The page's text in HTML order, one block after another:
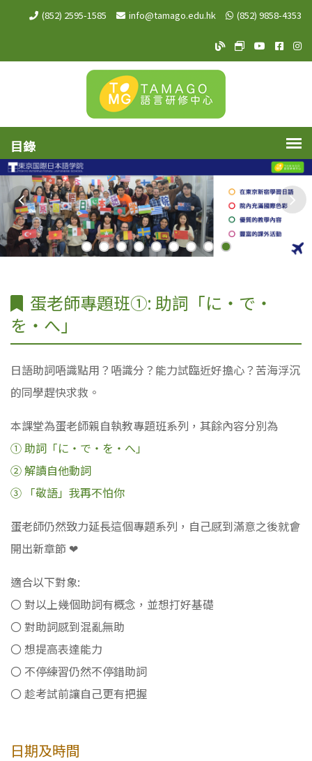
(852) 2595-1585 info@tamago.edu.hk (852) 9858-4353
TAMAGO Blog
TAMAGO MeWe
TAMAGO
蛋老師專題班①: 助詞「に・で・
を・へ」
日語助詞唔識點用？唔識分？能力試臨近好擔心？苦海浮沉
的同學趕快求救。
本課堂為蛋老師親自執教專題班系列，其餘內容分別為
① 助詞「に・で・を・へ」
② 解讀自他動詞
③ 「敬語」我再不怕你
蛋老師仍然致力延長這個專題系列，自己感到滿意之後就會
開出新章節 ❤
適合以下對象:
〇 對以上幾個助詞有概念，並想打好基礎
〇 對助詞感到混亂無助
〇 想提高表達能力
〇 不停練習仍然不停錯助詞
〇 趁考試前讓自己更有把握
日期及時間